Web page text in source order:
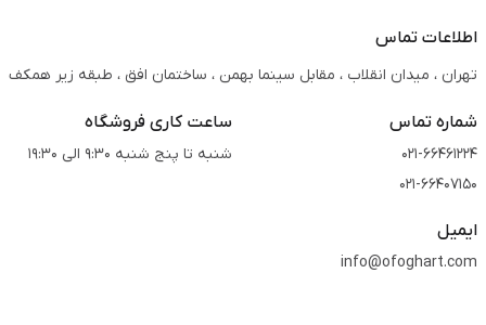
اطلاعات تماس
تهران ، میدان انقلاب ، مقابل سینما بهمن ، ساختمان افق ، طبقه زیر همکف
شماره تماس
021-66461224
021-66407150
ساعت کاری فروشگاه
شنبه تا پنج شنبه 9:30 الی 19:30
ایمیل
info@ofoghart.com